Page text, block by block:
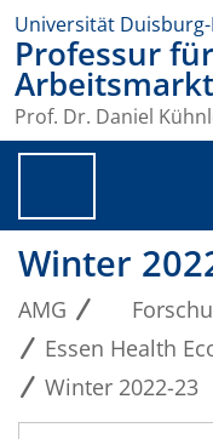
Universität Duisburg-
Professur
Prof. Dr. Daniel
Winter
AMG
Essen Health
Winter 2022-23